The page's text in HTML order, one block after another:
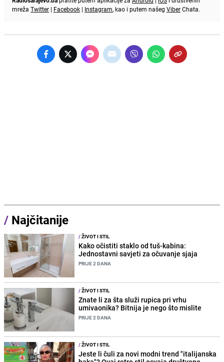
mreža Twitter | Facebook | Instagram, kao i putem našeg ViberChata.
/ Najčitanije
/ŽIVOT I STIL
Kako očistiti staklo od tuš-kabina:
Jednostavni savjeti za očuvanje sjaja
PRIJE 2 DANA
/ŽIVOT I STIL
Znate li za šta služi rupica pri vrhu
umivaonika? Bitnija je nego što mislite
PRIJE 2 DANA
/ŽIVOT I STIL
Jeste li čuli za novi modni trend "italijanska